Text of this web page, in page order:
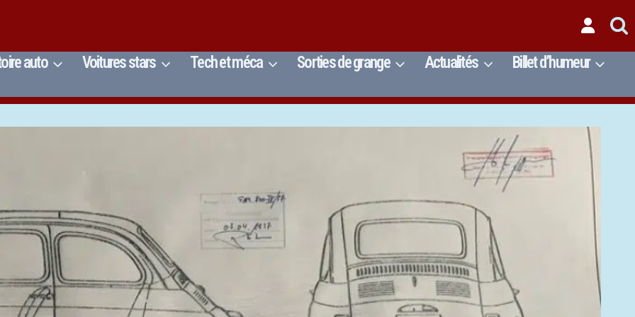
auto Voitures stars Tech et méca Sorties de grange Actualités
Billet d’humeur